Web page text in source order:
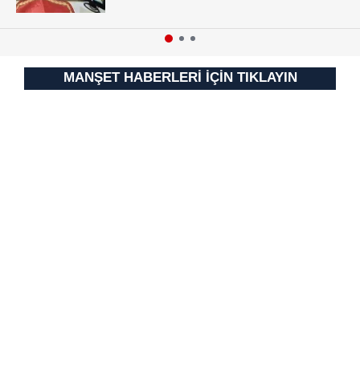
MANŞET HABERLERİ İÇİN TIKLAYIN